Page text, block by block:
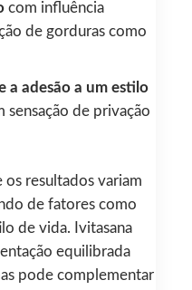
com influência
de gorduras como
a adesão a um estilo
sensação de privação
resultados variam
de fatores como
de vida. Ivitasana
equilibrada
pode complementar